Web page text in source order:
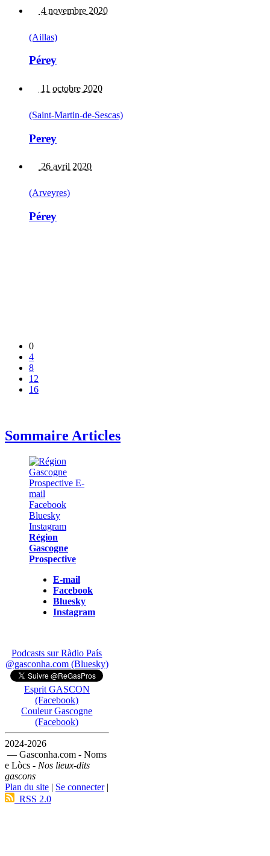
4 novembre 2020
(Aillas)
Pérey
11 octobre 2020
(Saint-Martin-de-Sescas)
Perey
26 avril 2020
(Arveyres)
Pérey
0
4
8
12
16
Sommaire Articles
Région
Gascogne
Prospective
E-mail
Facebook
Bluesky
Instagram
Podcasts sur Ràdio País
@gasconha.com (Bluesky)
Esprit GASCON
(Facebook)
Couleur Gascogne
(Facebook)
2024-2026
— Gasconha.com - Noms
e Lòcs - Nos lieux-dits
gascons
Plan du site | Se connecter|
RSS 2.0